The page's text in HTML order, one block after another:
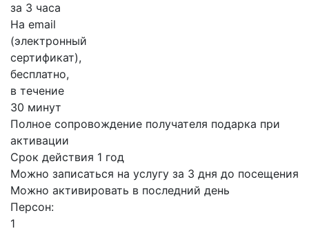
за 3 часа
На email
(электронный
сертификат),
бесплатно,
в течение
30 минут
Полное сопровождение получателя подарка при
активации
Срок действия 1 год
Можно записаться на услугу за 3 дня до посещения
Можно активировать в последний день
Персон:
1